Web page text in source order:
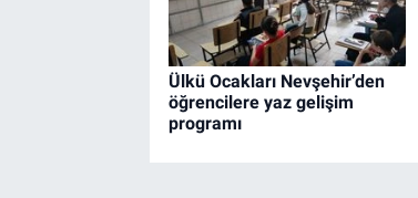
Ülkü Ocakları Nevşehir’den
öğrencilere yaz gelişim
programı